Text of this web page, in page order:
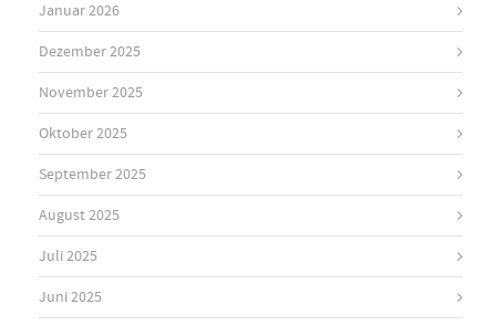
Januar 2026
Dezember 2025
November 2025
Oktober 2025
September 2025
August 2025
Juli 2025
Juni 2025